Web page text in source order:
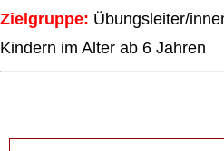
Zielgruppe: Übungsleiter/
Kindern im Alter ab 6 Jahren